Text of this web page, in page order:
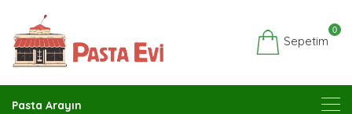
Sepetim
0
Pasta Arayın